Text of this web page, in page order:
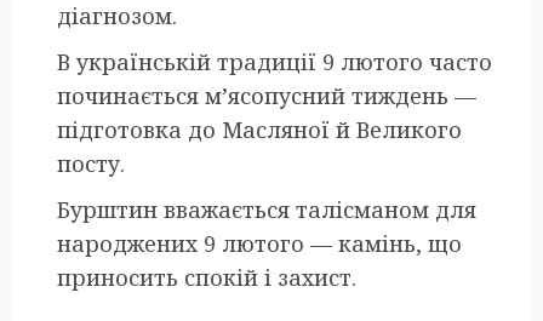
діагнозом.
В українській традиції 9 лютого часто
починається м’ясопусний тиждень —
підготовка до Масляної й Великого
посту.
Бурштин вважається талісманом для
народжених 9 лютого — камінь, що
приносить спокій і захист.